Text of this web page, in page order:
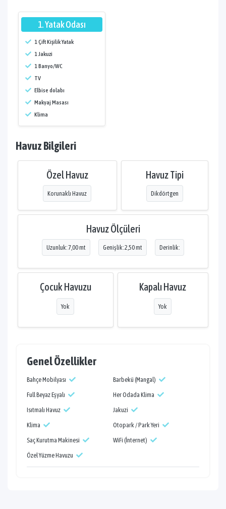
1. Yatak Odası
1 Çift Kişilik Yatak
1 Jakuzi
1 Banyo/WC
TV
Elbise dolabı
Makyaj Masası
Klima
Havuz Bilgileri
Özel Havuz
Korunaklı Havuz
Havuz Tipi
Dikdörtgen
Havuz Ölçüleri
Uzunluk: 7,00 mt Genişlik: 2,50 mt Derinlik:
Çocuk Havuzu
Yok
Kapalı Havuz
Yok
Genel Özellikler
Bahçe Mobilyası
Barbekü (Mangal)
Full Beyaz Eşyalı
Her Odada Klima
Isıtmalı Havuz
Jakuzi
Klima
Otopark / Park Yeri
Saç Kurutma Makinesi
WiFi (İnternet)
Özel Yüzme Havuzu